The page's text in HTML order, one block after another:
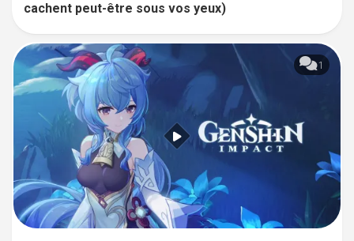
cachent peut-être sous vos yeux)
1